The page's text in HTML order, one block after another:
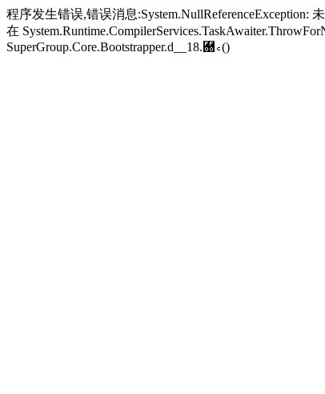
程序发生错误,错误消息:System.NullReferenceException:
在
SuperGroup.Core.Bootstrapper.d__18.＀꜀()